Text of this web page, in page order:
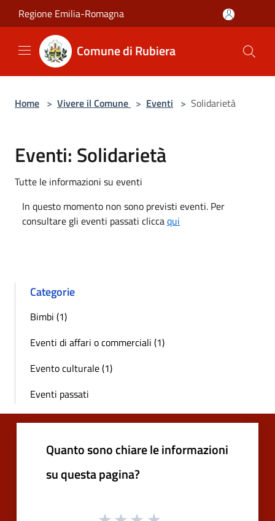
Salta al contenuto principale
Regione Emilia-Romagna
Comune di Rubiera
Home > Vivere il Comune > Eventi > Solidarietà
Eventi: Solidarietà
Tutte le informazioni su eventi
In questo momento non sono previsti eventi. Per
consultare gli eventi passati cliccaqui
Categorie
Bimbi (1)
Eventi di affari o commerciali (1)
Evento culturale (1)
Eventi passati
Quanto sono chiare le informazioni
su questa pagina?